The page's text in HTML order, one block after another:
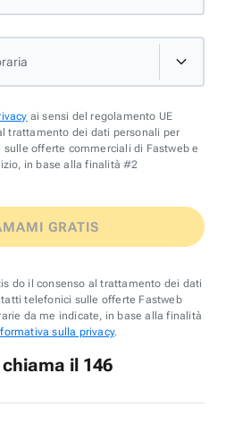
ai sensi del regolamento UE
trattamento dei dati personali per
offerte commerciali di Fastweb e
in base alla finalità #2
GRATIS
do il consenso al trattamento dei dati
telefonici sulle offerte Fastweb
da me indicate, in base alla finalità
sulla privacy.
il 146